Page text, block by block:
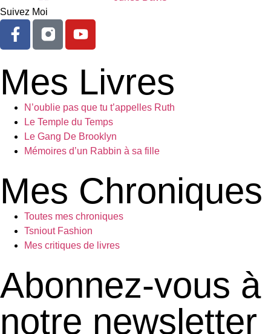
Suivez Moi
Mes Livres
N’oublie pas que tu t’appelles Ruth
Le Temple du Temps
Le Gang De Brooklyn
Mémoires d’un Rabbin à sa fille
Mes Chroniques
Toutes mes chroniques
Tsniout Fashion
Mes critiques de livres
Abonnez-vous à
notre newsletter